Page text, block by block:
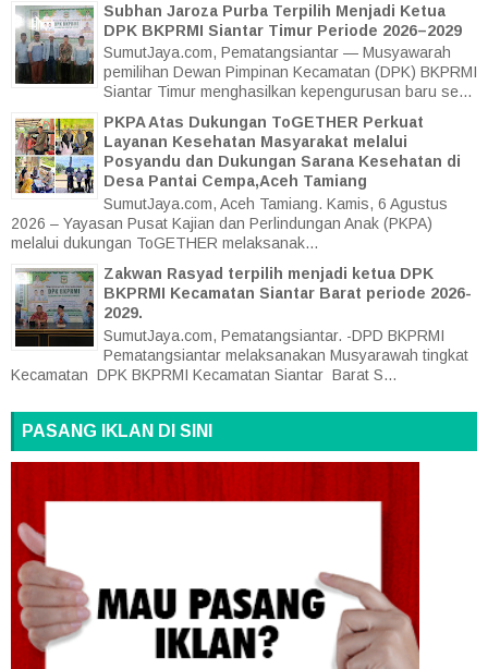
Subhan Jaroza Purba Terpilih Menjadi Ketua
DPK BKPRMI Siantar Timur Periode 2026–2029
SumutJaya.com, Pematangsiantar — Musyawarah
pemilihan Dewan Pimpinan Kecamatan (DPK) BKPRMI
Siantar Timur menghasilkan kepengurusan baru se...
PKPA Atas Dukungan ToGETHER Perkuat
Layanan Kesehatan Masyarakat melalui
Posyandu dan Dukungan Sarana Kesehatan di
Desa Pantai Cempa,Aceh Tamiang
SumutJaya.com, Aceh Tamiang. Kamis, 6 Agustus
2026 – Yayasan Pusat Kajian dan Perlindungan Anak (PKPA)
melalui dukungan ToGETHER melaksanak...
Zakwan Rasyad terpilih menjadi ketua DPK
BKPRMI Kecamatan Siantar Barat periode 2026-
2029.
SumutJaya.com, Pematangsiantar. -DPD BKPRMI
Pematangsiantar melaksanakan Musyarawah tingkat
Kecamatan DPK BKPRMI Kecamatan Siantar Barat S...
PASANG IKLAN DI SINI